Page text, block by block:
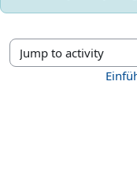
Jump to activity